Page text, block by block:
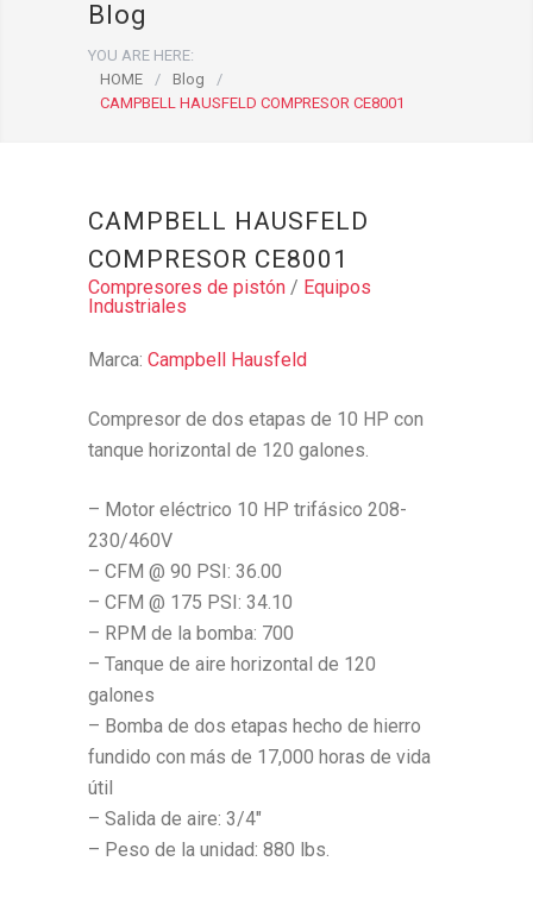
Blog
YOU ARE HERE:
HOME
/ Blog
/
CAMPBELL HAUSFELD COMPRESOR CE8001
CAMPBELL HAUSFELD
COMPRESOR CE8001
Compresores de pistón / Equipos
Industriales
Marca: Campbell Hausfeld
Compresor de dos etapas de 10 HP con
tanque horizontal de 120 galones.
– Motor eléctrico 10 HP trifásico 208-
230/460V
– CFM @ 90 PSI: 36.00
– CFM @ 175 PSI: 34.10
– RPM de la bomba: 700
– Tanque de aire horizontal de 120
galones
– Bomba de dos etapas hecho de hierro
fundido con más de 17,000 horas de vida
útil
– Salida de aire: 3/4″
– Peso de la unidad: 880 lbs.